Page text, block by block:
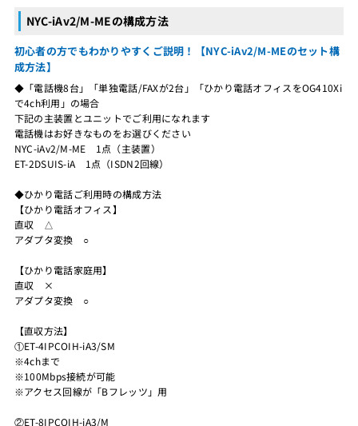
NYC-iAv2/M-MEの構成方法
初心者の方でもわかりやすくご説明！【NYC-iAv2/M-MEのセット構
成方法】
◆「電話機8台」「単独電話/FAXが2台」「ひかり電話オフィスをOG410Xi
で4ch利用」の場合
下記の主装置とユニットでご利用になれます
電話機はお好きなものをお選びください
NYC-iAv2/M-ME 1点（主装置）
ET-2DSUIS-iA 1点（ISDN2回線）
◆ひかり電話ご利用時の構成方法
【ひかり電話オフィス】
直収 △
アダプタ変換 ○
【ひかり電話家庭用】
直収 ×
アダプタ変換 ○
【直収方法】
①ET-4IPCOIH-iA3/SM
※4chまで
※100Mbps接続が可能
※アクセス回線が「Bフレッツ」用
②ET-8IPCOIH-iA3/M